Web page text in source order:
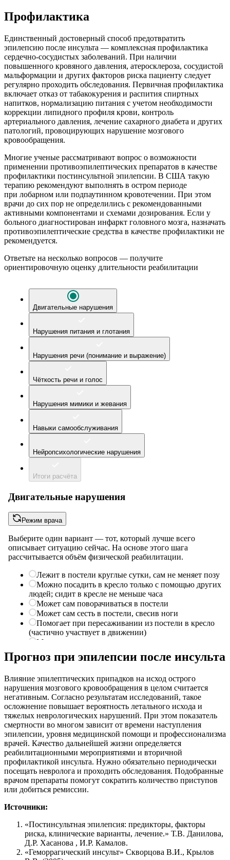
Профилактика
Единственный достоверный способ предотвратить
эпилепсию после инсульта — комплексная профилактика
сердечно-сосудистых заболеваний. При наличии
повышенного кровяного давления, атеросклероза, сосудистой
мальформации и других факторов риска пациенту следует
регулярно проходить обследования. Первичная профилактика
включает отказ от табакокурения и распития спиртных
напитков, нормализацию питания с учетом необходимости
коррекции липидного профиля крови, контроль
артериального давления, лечение сахарного диабета и других
патологий, провоцирующих нарушение мозгового
кровообращения.
Многие ученые рассматривают вопрос о возможности
применении противоэпилептических препаратов в качестве
профилактики постинсультной эпилепсии. В США такую
терапию рекомендуют выполнять в остром периоде
при лобарном или подпаутинном кровотечении. При этом
врачи до сих пор не определились с рекомендованными
активными компонентами и схемами дозирования. Если у
больного диагностирован инфаркт головного мозга, назначать
противоэпилептические средства в качестве профилактики не
рекомендуется.
Ответьте на несколько вопросов — получите
ориентировочную оценку длительности реабилитации
Прогноз при эпилепсии после инсульта
Влияние эпилептических припадков на исход острого
нарушения мозгового кровообращения в целом считается
негативным. Согласно результатам исследований, такое
осложнение повышает вероятность летального исхода и
тяжелых неврологических нарушений. При этом показатель
смертности во многом зависит от времени наступления
эпилепсии, уровня медицинской помощи и профессионализма
врачей. Качество дальнейшей жизни определяется
реабилитационными мероприятиями и вторичной
профилактикой инсульта. Нужно обязательно периодически
посещать невролога и проходить обследования. Подобранные
врачом препараты помогут сократить количество приступов
или добиться ремиссии.
Источники:
«Постинсультная эпилепсия: предикторы, факторы
риска, клинические варианты, лечение.» Т.В. Данилова,
Д.Р. Хасанова , И.Р. Камалов.
«Геморрагический инсульт» Скворцова В.И., Крылов